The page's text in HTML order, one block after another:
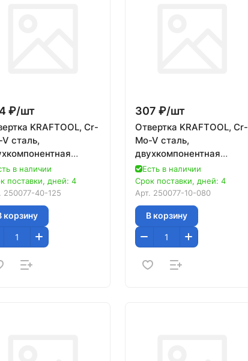
₽/шт
KRAFTOOL, Cr-
V сталь,
TORX Hole,
в наличии
поставки, дней: 4
250077-40-125
корзину
307 ₽/шт
Отвертка KRAFTOOL, Cr-
Mo-V сталь,
двухкомпонентная
противоскользящая
рукоятка, TORX Hole,
№10x80мм
Есть в наличии
Срок поставки, дней: 4
Арт. 250077-10-080
В корзину